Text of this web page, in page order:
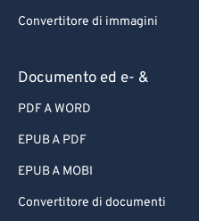
Convertitore di immagini
Documento ed e- &
PDF A WORD
EPUB A PDF
EPUB A MOBI
Convertitore di documenti